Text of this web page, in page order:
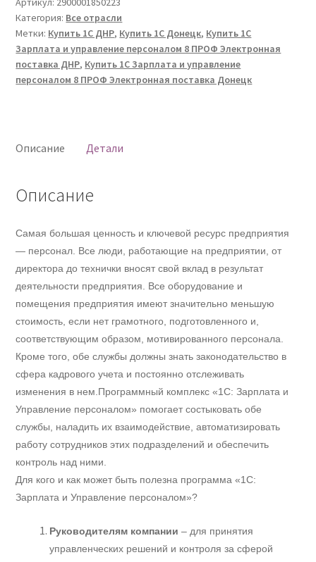
Категория: Все отрасли
Метки: Купить 1С ДНР, Купить 1С Донецк, Купить 1С
Зарплата и управление персоналом 8 ПРОФ Электронная
поставка ДНР, Купить 1С Зарплата и управление
персоналом 8 ПРОФ Электронная поставка Донецк
Описание Детали
Описание
Самая большая ценность и ключевой ресурс предприятия
— персонал. Все люди, работающие на предприятии, от
директора до технички вносят свой вклад в результат
деятельности предприятия. Все оборудование и
помещения предприятия имеют значительно меньшую
стоимость, если нет грамотного, подготовленного и,
соответствующим образом, мотивированного персонала.
Кроме того, обе службы должны знать законодательство в
сфера кадрового учета и постоянно отслеживать
изменения в нем.Программный комплекс «1С: Зарплата и
Управление персоналом» помогает состыковать обе
службы, наладить их взаимодействие, автоматизировать
работу сотрудников этих подразделений и обеспечить
контроль над ними.
Для кого и как может быть полезна программа «1С:
Зарплата и Управление персоналом»?
Руководителям компании– для принятия
управленческих решений и контроля за сферой